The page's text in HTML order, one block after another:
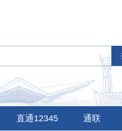
直通12345 通联